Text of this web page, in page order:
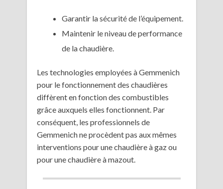
Garantir la sécurité de l’équipement.
Maintenir le niveau de performance
de la chaudière.
Les technologies employées à Gemmenich
pour le fonctionnement des chaudières
diffèrent en fonction des combustibles
grâce auxquels elles fonctionnent. Par
conséquent, les professionnels de
Gemmenich ne procèdent pas aux mêmes
interventions pour une chaudière à gaz ou
pour une chaudière à mazout.